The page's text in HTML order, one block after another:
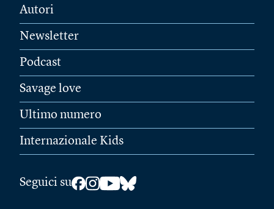
Autori
Newsletter
Podcast
Savage love
Ultimo numero
Internazionale Kids
Seguici su